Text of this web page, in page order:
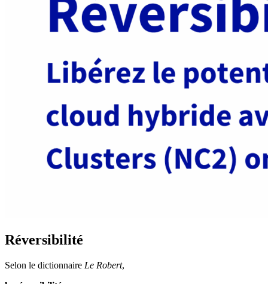
Réversibilité
Selon le dictionnaire Le Robert,